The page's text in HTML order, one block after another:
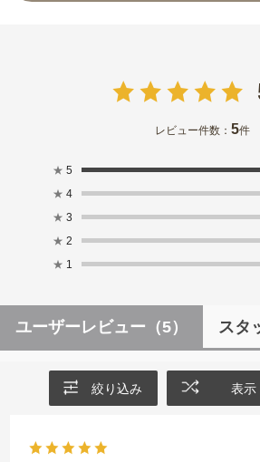
レビュー件数：5件
★ 5
★ 4
★ 3
★ 2
★ 1
ユーザーレビュー （5） スタ
絞り込み 表示